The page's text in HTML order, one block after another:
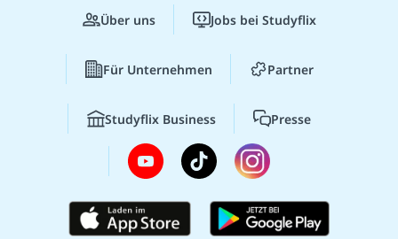
Über uns Jobs bei Studyflix
Für Unternehmen Partner
Studyflix Business Presse